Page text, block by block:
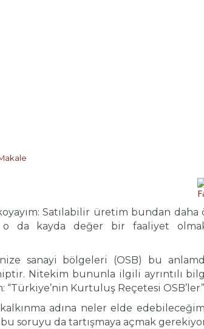
Satılabilir üretim bundan daha
o da kayda değer bir faaliyet
sanayi bölgeleri (OSB) bu
Nitekim bununla ilgili ayrıntılı
“Türkiye’nin Kurtuluş Reçetesi
adına neler elde
soruyu da tartışmaya açmak